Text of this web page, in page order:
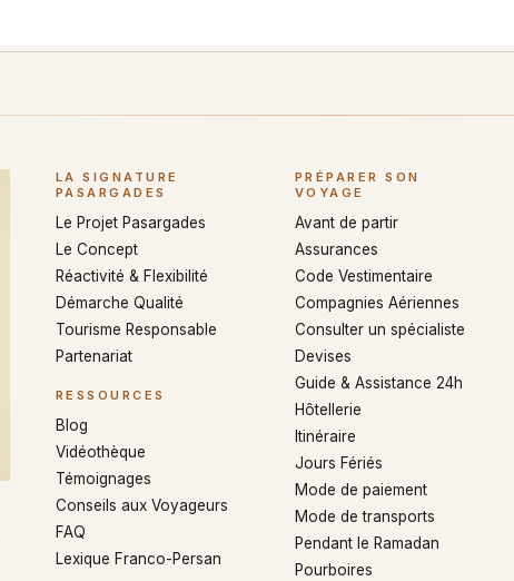
LA SIGNATURE
PASARGADES
Le Projet Pasargades
Le Concept
Réactivité & Flexibilité
Démarche Qualité
Tourisme Responsable
Partenariat
RESSOURCES
Blog
Vidéothèque
Témoignages
Conseils aux Voyageurs
FAQ
Lexique Franco-Persan
PRÉPARER SON
VOYAGE
Avant de partir
Assurances
Code Vestimentaire
Compagnies Aériennes
Consulter un spécialiste
Devises
Guide & Assistance 24h
Hôtellerie
Itinéraire
Jours Fériés
Mode de paiement
Mode de transports
Pendant le Ramadan
Pourboires